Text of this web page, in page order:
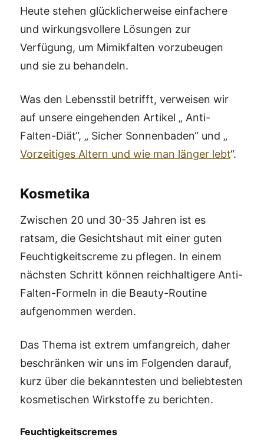
Heute stehen glücklicherweise einfachere
und wirkungsvollere Lösungen zur
Verfügung, um Mimikfalten vorzubeugen
und sie zu behandeln.
Was den Lebensstil betrifft, verweisen wir
auf unsere eingehenden Artikel „ Anti-
Falten-Diät“, „ Sicher Sonnenbaden“ und „
Vorzeitiges Altern und wie man länger lebt“.
Kosmetika
Zwischen 20 und 30-35 Jahren ist es
ratsam, die Gesichtshaut mit einer guten
Feuchtigkeitscreme zu pflegen. In einem
nächsten Schritt können reichhaltigere Anti-
Falten-Formeln in die Beauty-Routine
aufgenommen werden.
Das Thema ist extrem umfangreich, daher
beschränken wir uns im Folgenden darauf,
kurz über die bekanntesten und beliebtesten
kosmetischen Wirkstoffe zu berichten.
Feuchtigkeitscremes